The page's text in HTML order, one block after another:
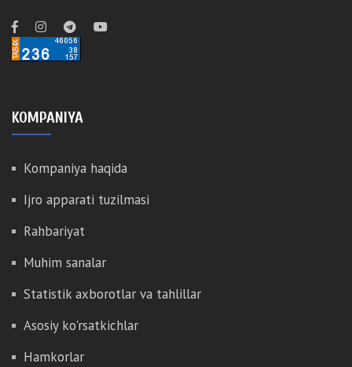
KOMPANIYA
Kompaniya haqida
Ijro apparati tuzilmasi
Rahbariyat
Muhim sanalar
Statistik axborotlar va tahlillar
Asosiy ko'rsatkichlar
Hamkorlar